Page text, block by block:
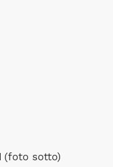
(foto sotto)